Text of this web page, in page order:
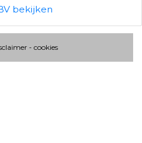
bekijken
- cookies